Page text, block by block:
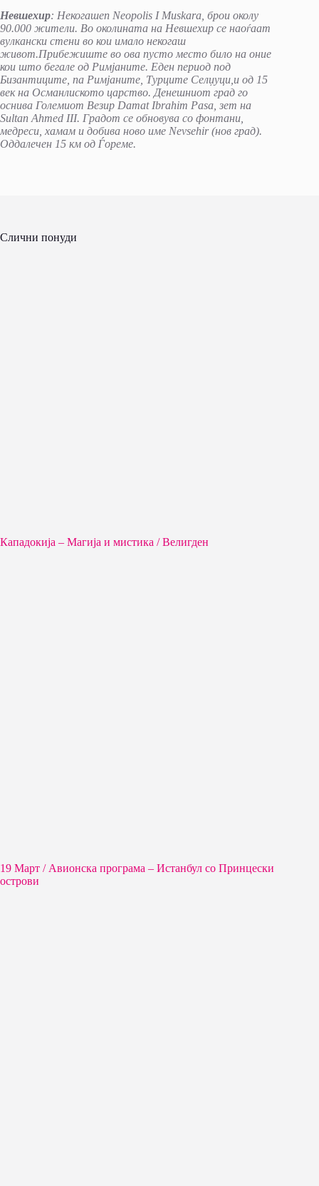
Невшехир: Некогашen Neopolis I Muskara, брои околу
90.000 жители. Во околината на Невшехир се наоѓаат
вулкански стени во кои имало некогаш
живот.Прибежиште во ова пусто место било на оние
кои што бегале од Римјаните. Еден период под
Бизантиците, па Римјаните, Турците Селџуци,и од 15
век на Османлиското царство. Денешниот град го
оснива Големиот Везир Damat Ibrahim Pasa, зет на
Sultan Ahmed III. Градот се обновува со фонтани,
медреси, хамам и добива ново име Nevsehir (нов град).
Оддалечен 15 км од Ѓореме.
Слични понуди
Кападокија – Магија и мистика / Велигден
19 Март / Aвионска програма – Истанбул со Принцески
острови